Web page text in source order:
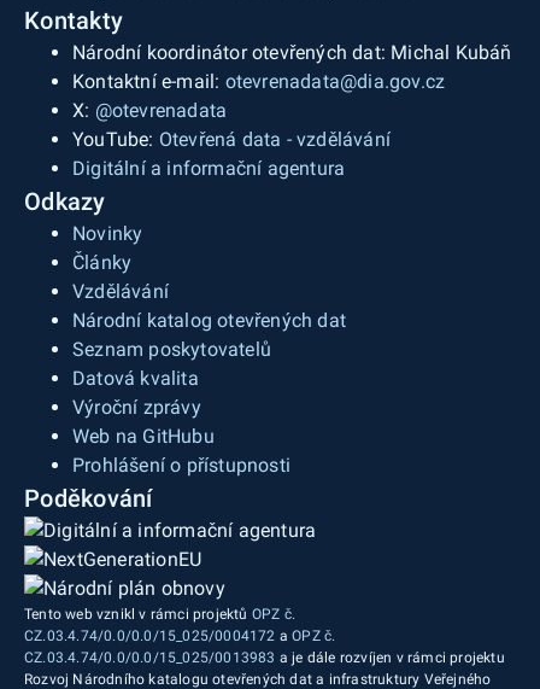
Kontakty
Národní koordinátor otevřených dat: Michal Kubáň
Kontaktní e-mail: otevrenadata@dia.gov.cz
X: @otevrenadata
YouTube: Otevřená data - vzdělávání
Digitální a informační agentura
Odkazy
Novinky
Články
Vzdělávání
Národní katalog otevřených dat
Seznam poskytovatelů
Datová kvalita
Výroční zprávy
Web na GitHubu
Prohlášení o přístupnosti
Poděkování
Tento web vznikl v rámci projektů OPZ č.
CZ.03.4.74/0.0/0.0/15_025/0004172 aOPZ č.
CZ.03.4.74/0.0/0.0/15_025/0013983 a je dále rozvíjen v rámci projektu
Rozvoj Národního katalogu otevřených dat a infrastruktury Veřejného